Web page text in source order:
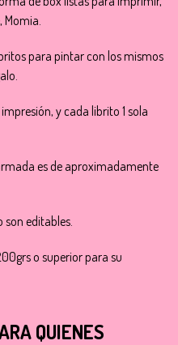
Momia.
para pintar con los mismos
y cada librito 1 sola
es de aproximadamente
editables.
o superior para su
QUIENES